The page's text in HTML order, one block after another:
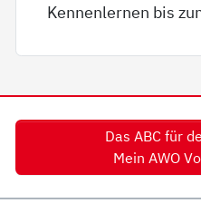
Kennenlernen bis
Das ABC für
Mein AWO